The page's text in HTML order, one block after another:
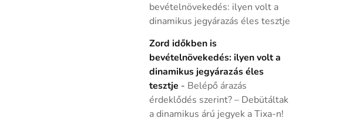
bevételnövekedés: ilyen volt a
dinamikus jegyárazás éles tesztje
Zord időkben is
bevételnövekedés: ilyen volt a
dinamikus jegyárazás éles
tesztje - Belépő árazás
érdeklődés szerint? – Debütáltak
a dinamikus árú jegyek a Tixa-n!